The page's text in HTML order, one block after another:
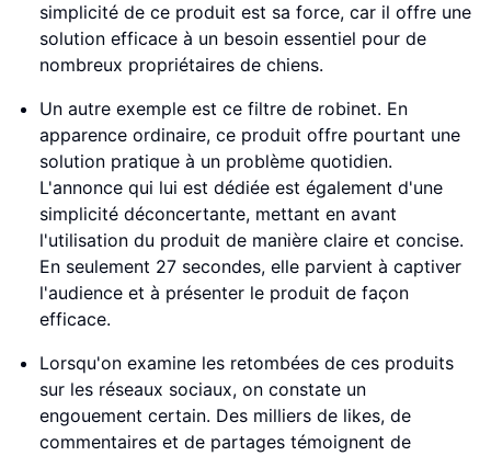
simplicité de ce produit est sa force, car il offre une
solution efficace à un besoin essentiel pour de
nombreux propriétaires de chiens.
Un autre exemple est ce filtre de robinet. En
apparence ordinaire, ce produit offre pourtant une
solution pratique à un problème quotidien.
L'annonce qui lui est dédiée est également d'une
simplicité déconcertante, mettant en avant
l'utilisation du produit de manière claire et concise.
En seulement 27 secondes, elle parvient à captiver
l'audience et à présenter le produit de façon
efficace.
Lorsqu'on examine les retombées de ces produits
sur les réseaux sociaux, on constate un
engouement certain. Des milliers de likes, de
commentaires et de partages témoignent de